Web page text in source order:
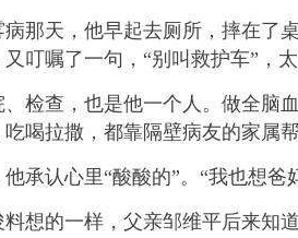
天，他早起去厕所，摔在了桌
叮嘱了一句，“别叫救护车”，太
查，也是他一个人。做全脑血
喝拉撒，都靠隔壁病友的家属帮
认心里“酸酸的”。“我也想爸
的一样，父亲邹维平后来知道